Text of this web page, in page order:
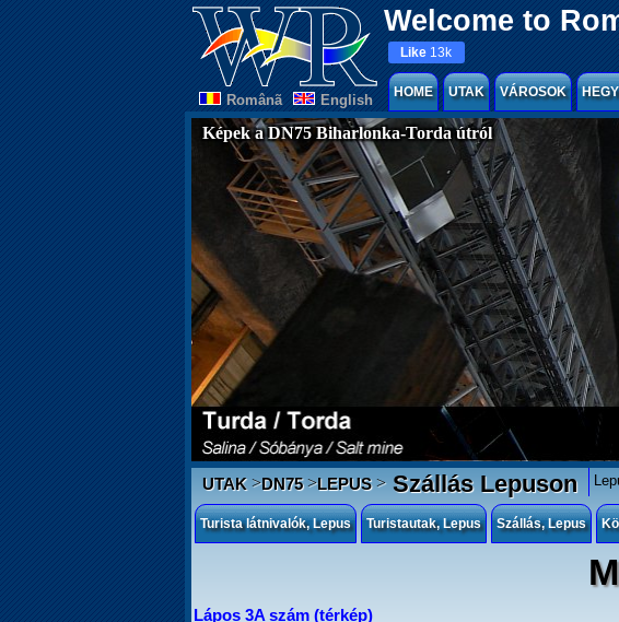
Welcome to
Românã English
Like 13k
HOME UTAK VÁROSOK
Képek a DN75 Biharlonka-Torda útról
UTAK>DN75>LEPUS>Szállás Lepuson
Turista látnivalók, Lepus Turistautak, Lepus Szállás, Lepus
Lápos 3A szám (térkép)